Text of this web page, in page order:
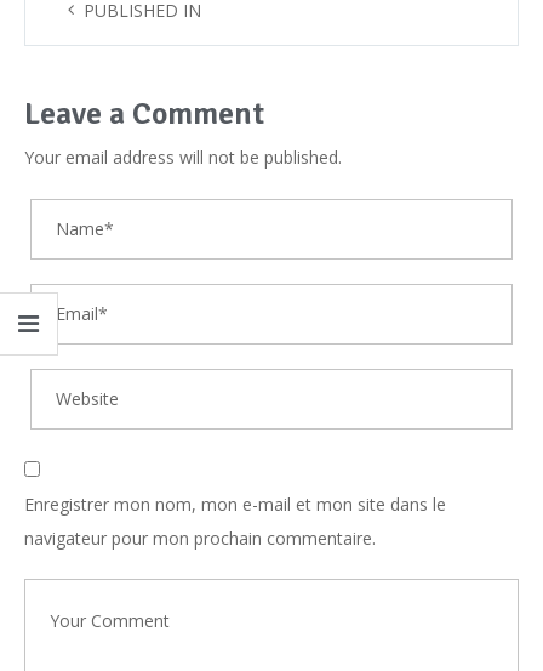
PUBLISHED IN
Leave a Comment
Your email address will not be published.
Enregistrer mon nom, mon e-mail et mon site dans le
navigateur pour mon prochain commentaire.